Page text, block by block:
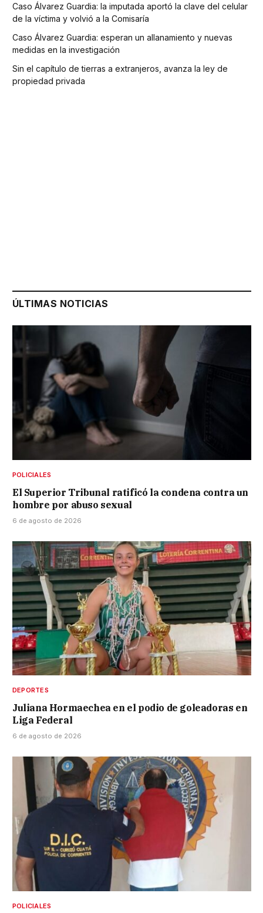
Caso Álvarez Guardia: la imputada aportó la clave del celular
de la víctima y volvió a la Comisaría
Caso Álvarez Guardia: esperan un allanamiento y nuevas
medidas en la investigación
Sin el capítulo de tierras a extranjeros, avanza la ley de
propiedad privada
ÚLTIMAS NOTICIAS
POLICIALES
El Superior Tribunal ratificó la condena contra un
hombre por abuso sexual
6 de agosto de 2026
DEPORTES
Juliana Hormaechea en el podio de goleadoras en
Liga Federal
6 de agosto de 2026
POLICIALES